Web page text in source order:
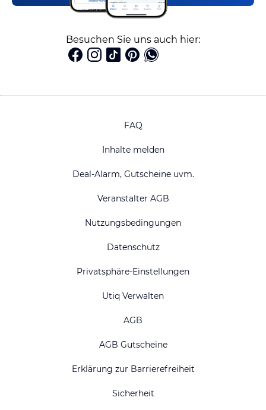
Besuchen Sie uns auch hier:
FAQ
Inhalte melden
Deal-Alarm, Gutscheine uvm.
Veranstalter AGB
Nutzungsbedingungen
Datenschutz
Privatsphäre-Einstellungen
Utiq Verwalten
AGB
AGB Gutscheine
Erklärung zur Barrierefreiheit
Sicherheit